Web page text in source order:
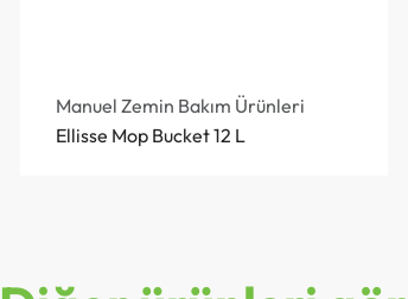
Manuel Zemin Bakım Ürünleri
Ellisse Mop Bucket 12 L